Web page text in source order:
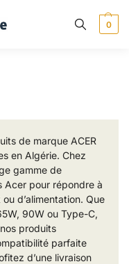
0
de marque ACER
en Algérie. Chez
gamme de
Acer pour répondre à
d’alimentation. Que
90W ou Type-C,
produits
parfaite
d’une livraison